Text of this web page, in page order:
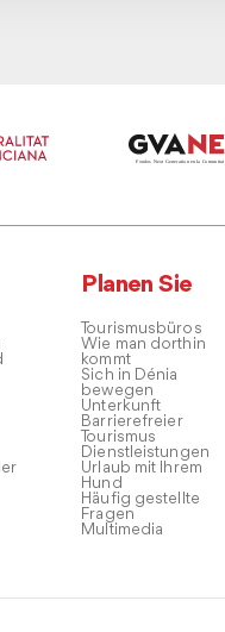
Planen Sie
Tourismusbüros
Wie man dorthin
kommt
Sich in Dénia
bewegen
Unterkunft
Barrierefreier
Tourismus
Dienstleistungen
Urlaub mit Ihrem
Hund
Häufig gestellte
Fragen
Multimedia